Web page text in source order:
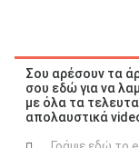
Σου αρέσουν τα
σου εδώ για να
με όλα τα
απολαυστικά